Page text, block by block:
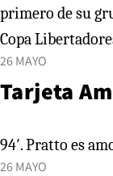
primero de su
Copa
26 MAYO
Tarjeta
94′. Pratto es
26 MAYO